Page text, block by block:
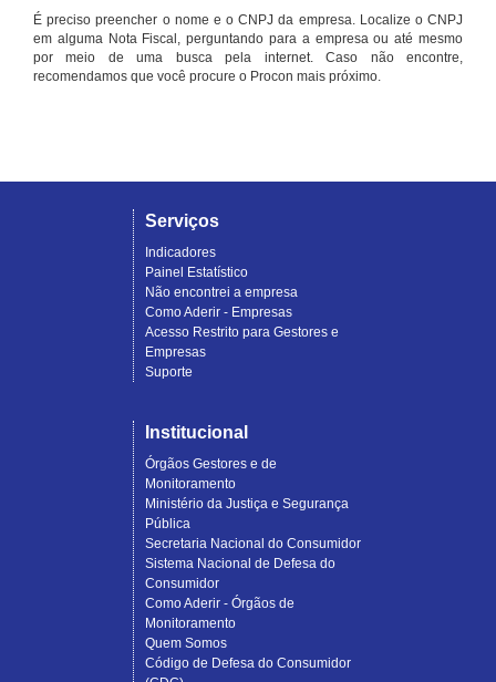
É preciso preencher o nome e o CNPJ da empresa. Localize o CNPJ
em alguma Nota Fiscal, perguntando para a empresa ou até mesmo
por meio de uma busca pela internet. Caso não encontre,
recomendamos que você procure o Procon mais próximo.
Serviços
Indicadores
Painel Estatístico
Não encontrei a empresa
Como Aderir - Empresas
Acesso Restrito para Gestores e
Empresas
Suporte
Institucional
Órgãos Gestores e de
Monitoramento
Ministério da Justiça e Segurança
Pública
Secretaria Nacional do Consumidor
Sistema Nacional de Defesa do
Consumidor
Como Aderir - Órgãos de
Monitoramento
Quem Somos
Código de Defesa do Consumidor